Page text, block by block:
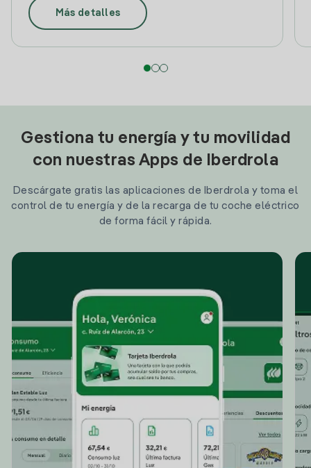
Más detalles
Gestiona tu energía y tu movilidad
con nuestras Apps de Iberdrola
Descárgate gratis las aplicaciones de Iberdrola y toma el
control de tu energía y de la recarga de tu coche eléctrico
de forma fácil y rápida.